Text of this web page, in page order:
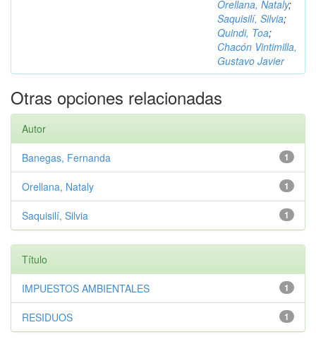
Orellana, Nataly;
Saquisilí, Silvia;
Quindi, Toa;
Chacón Vintimilla,
Gustavo Javier
Otras opciones relacionadas
Autor
1
Banegas, Fernanda
1
Orellana, Nataly
1
Saquisilí, Silvia
Título
1
IMPUESTOS AMBIENTALES
1
RESIDUOS